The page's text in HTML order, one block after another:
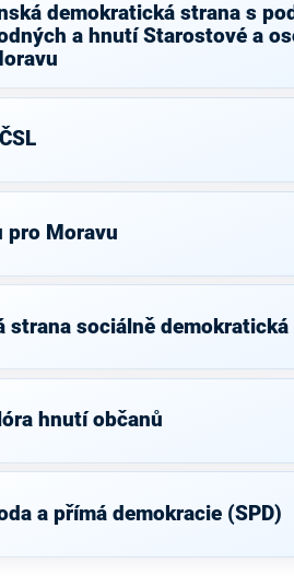
demokratická strana s
a hnutí Starostové a
pro Moravu
strana sociálně demokratická
hnutí občanů
a přímá demokracie (SPD)